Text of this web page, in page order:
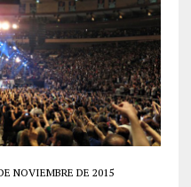
NOVIEMBRE DE 2015